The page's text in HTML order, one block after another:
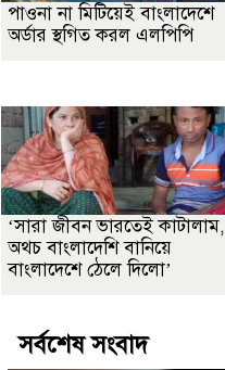
পাওনা না মিটিয়েই বাংলাদেশে
অর্ডার স্থগিত করল এলপিপি
‘সারা জীবন ভারতেই কাটালাম,
অথচ বাংলাদেশি বানিয়ে
বাংলাদেশে ঠেলে দিলো’
সর্বশেষ সংবাদ